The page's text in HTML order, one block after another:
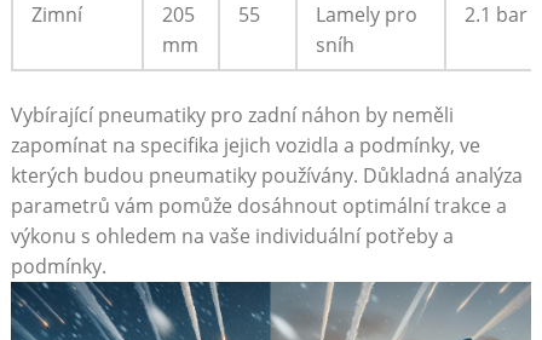
Zimní
205
mm
55
Lamely pro
sníh
2.1‌ bar
Vybírající ⁢pneumatiky pro zadní ⁤náhon by neměli
zapomínat na specifika jejich vozidla a podmínky, ve
kterých budou pneumatiky používány. Důkladná⁤ analýza⁣
parametrů vám pomůže dosáhnout⁣ optimální⁢ trakce a
výkonu s ohledem ​na vaše individuální potřeby a⁣
podmínky.